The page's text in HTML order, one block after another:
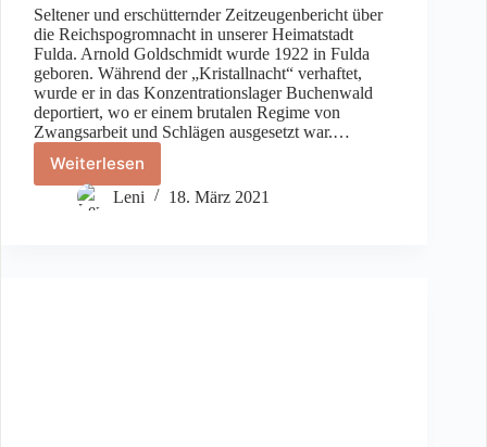
Seltener und erschütternder Zeitzeugenbericht über
die Reichspogromnacht in unserer Heimatstadt
Fulda. Arnold Goldschmidt wurde 1922 in Fulda
geboren. Während der „Kristallnacht“ verhaftet,
wurde er in das Konzentrationslager Buchenwald
deportiert, wo er einem brutalen Regime von
Zwangsarbeit und Schlägen ausgesetzt war.…
WeiterlesenReichspogromnacht
1938
in
Leni 18. März 2021